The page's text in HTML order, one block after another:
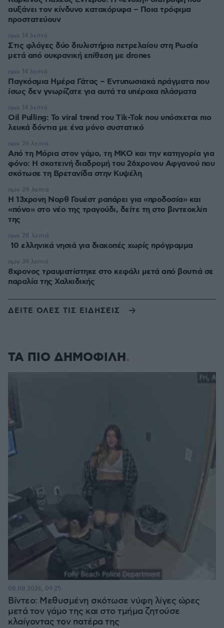
αυξάνει τον κίνδυνο κατακόρυφα – Ποια τρόφιμα
προστατεύουν
Στις φλόγες δύο διυλιστήρια πετρελαίου στη Ρωσία
μετά από ουκρανική επίθεση με drones
πριν 14 λεπτά
Παγκόσμια Ημέρα Γάτας – Εντυπωσιακά πράγματα που
ίσως δεν γνωρίζατε για αυτά τα υπέροχα πλάσματα
πριν 14 λεπτά
Oil Pulling: To viral trend του Tik-Tok που υπόσχεται πιο
λευκά δόντια με ένα μόνο συστατικό
πριν 14 λεπτά
Από τη Μόρια στον γάμο, τη ΜΚΟ και την κατηγορία για
φόνο: Η σκοτεινή διαδρομή του 26χρονου Αφγανού που
σκότωσε τη Βρετανίδα στην Κυψέλη
πριν 26 λεπτά
Η 13χρονη Νορθ Γουέστ ραπάρει για «προδοσία» και
«πόνο» στο νέο της τραγούδι, δείτε τη στο βιντεοκλίπ
της
πριν 28 λεπτά
10 ελληνικά νησιά για διακοπές χωρίς πρόγραμμα
πριν 28 λεπτά
8χρονος τραυματίστηκε στο κεφάλι μετά από βουτιά σε
παραλία της Χαλκιδικής
πριν 39 λεπτά
ΔΕΙΤΕ ΟΛΕΣ ΤΙΣ ΕΙΔΗΣΕΙΣ
ΤΑ ΠΙΟ ΔΗΜΟΦΙΛΗ
Βίντεο: Μεθυσμένη σκότωσε νύφη λίγες ώρες
μετά τον γάμο της και στο τμήμα ζητούσε
κλαίγοντας τον πατέρα της
08.08.2026, 09:25